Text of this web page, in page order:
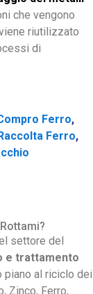
che vengono
riutilizzato
di
Ferro,
Raccolta Ferro,
settore del
e trattamento
piano al riciclo dei
Zinco, Ferro,